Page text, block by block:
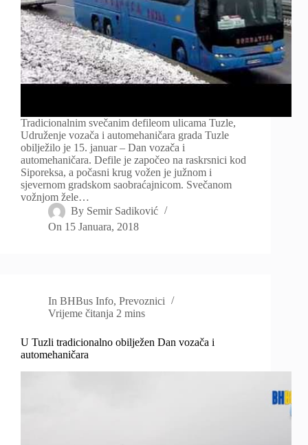
Tradicionalnim svečanim defileom ulicama Tuzle,
Udruženje vozača i automehaničara grada Tuzle
obilježilo je 15. januar – Dan vozača i
automehaničara. Defile je započeo na raskrsnici kod
Siporeksa, a počasni krug vožen je južnom i
sjevernom gradskom saobraćajnicom. Svečanom
vožnjom žele…
By Semir Sadiković
On 15 Januara, 2018
In BHBus Info,Prevoznici
Vrijeme čitanja 2 mins
U Tuzli tradicionalno obilježen Dan vozača i
automehaničara